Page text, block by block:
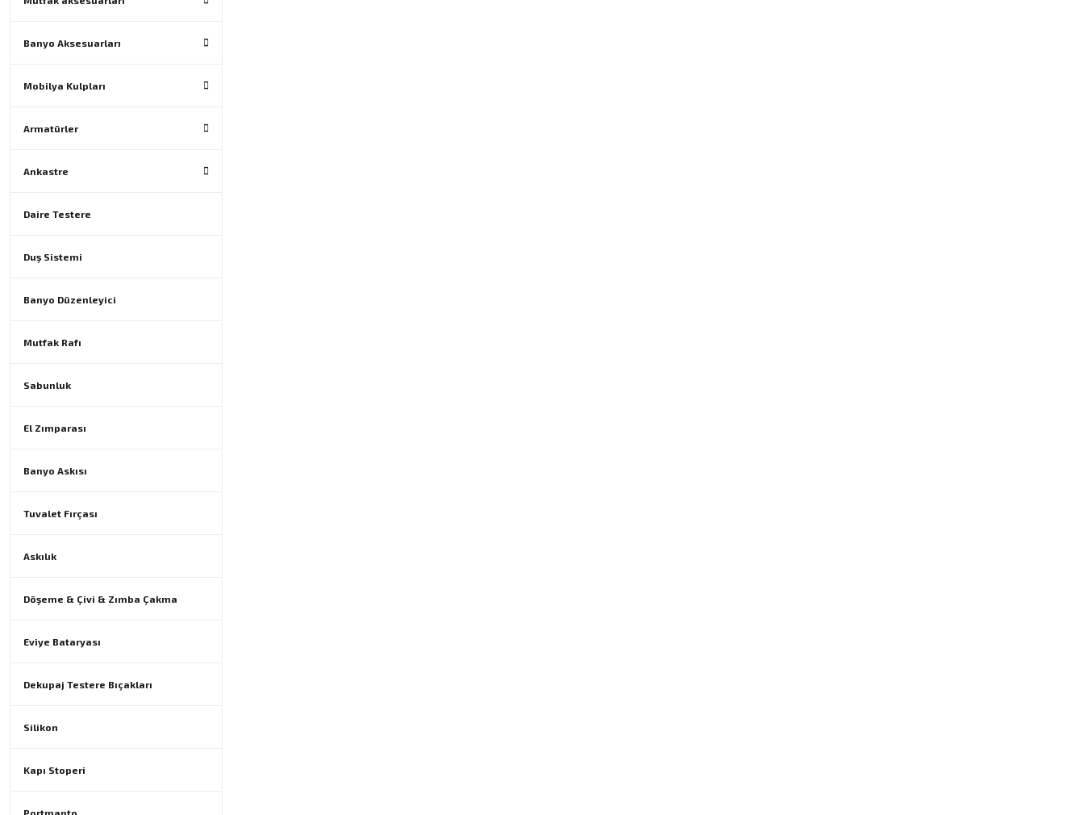
Banyo Aksesuarları
Mobilya Kulpları
Armatürler
Ankastre
Daire Testere
Duş Sistemi
Banyo Düzenleyici
Mutfak Rafı
Sabunluk
El Zımparası
Banyo Askısı
Tuvalet Fırçası
Askılık
Döşeme & Çivi & Zımba Çakma
Eviye Bataryası
Dekupaj Testere Bıçakları
Silikon
Kapı Stoperi
Portmanto